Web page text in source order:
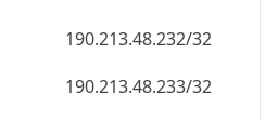
190.213.48.232/32
190.213.48.233/32